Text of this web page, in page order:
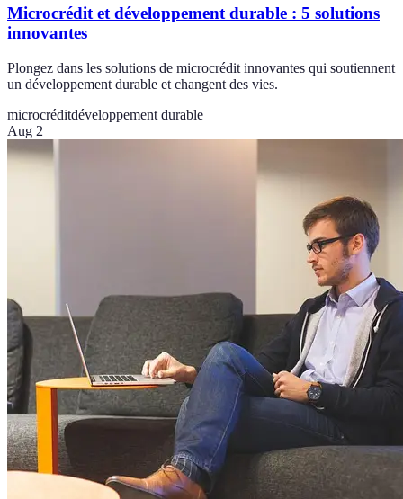
Microcrédit et développement durable : 5 solutions
innovantes
Plongez dans les solutions de microcrédit innovantes qui soutiennent
un développement durable et changent des vies.
microcréditdéveloppement durable
Aug 2